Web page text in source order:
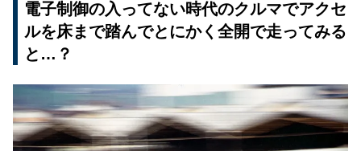
電子制御の入ってない時代のクルマでアクセ
ルを床まで踏んでとにかく全開で走ってみる
と…？